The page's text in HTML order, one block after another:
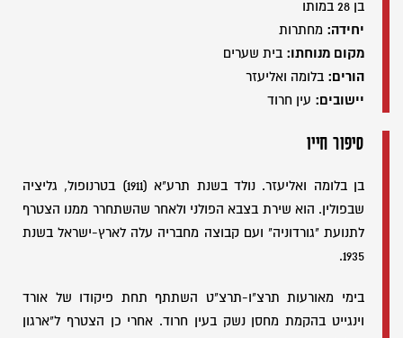
בן 28 במותו
יחידה: מחתרות
מקום מנוחתו: בית שערים
הורים: בלומה ואליעזר
יישובים: עין חרוד
סיפור חייו
בן בלומה ואליעזר. נולד בשנת תרע"א (1911) בטרנופול, גליציה
שבפולין. הוא שירת בצבא הפולני ולאחר שהשתחרר ממנו הצטרף
לתנועת "גורדוניה" ועם קבוצה מחבריה עלה לארץ-ישראל בשנת
1935.
בימי מאורעות תרצ"ו-תרצ"ט השתתף תחת פיקודו של אורד
וינגייט בהקמת מחסן נשק בעין חרוד. אחרי כן הצטרף ל"ארגון